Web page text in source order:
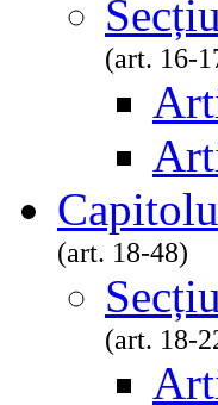
(art. 16-
(art. 18-48)
(art. 18-